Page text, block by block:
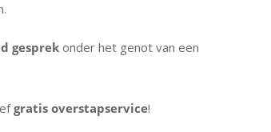
gesprekonder het genot van een
gratis overstapservice!